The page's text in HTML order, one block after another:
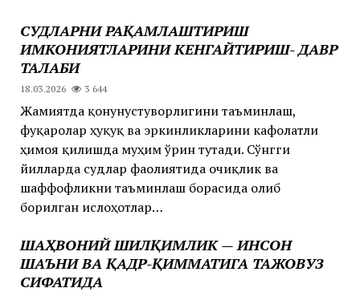
СУДЛАРНИ РАҚАМЛАШТИРИШ
ИМКОНИЯТЛАРИНИ КЕНГАЙТИРИШ- ДАВР
ТАЛАБИ
18.03.2026 3 644
Жамиятда қонунустуворлигини таъминлаш,
фуқаролар ҳуқуқ ва эркинликларини кафолатли
ҳимоя қилишда муҳим ўрин тутади. Сўнгги
йилларда судлар фаолиятида очиқлик ва
шаффофликни таъминлаш борасида олиб
борилган ислоҳотлар…
ШАҲВОНИЙ ШИЛҚИМЛИК — ИНСОН
ШАЪНИ ВА ҚАДР-ҚИММАТИГА ТАЖОВУЗ
СИФАТИДА